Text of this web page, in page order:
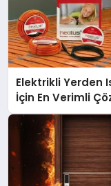
Elektrikli Yerden
İçin En Verimli